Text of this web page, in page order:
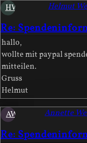
HW
Re:
Helmut
hallo,
wollte mit paypal
mitteilen.
Gruss
Helmut
AW
Re:
Annette